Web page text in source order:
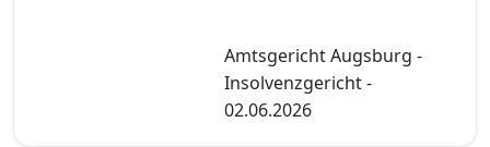
Amtsgericht Augsburg -
Insolvenzgericht -
02.06.2026